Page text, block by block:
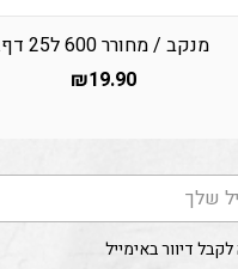
מנקב / מחורר 600 ל25 דף.
₪19.90
דיוור באימייל